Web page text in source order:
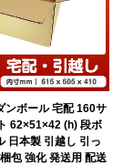
ンボール 宅配 160サ
62×51×42 (h) 段ボ
日本製 引越し 引っ
包 強化 発送用 配送